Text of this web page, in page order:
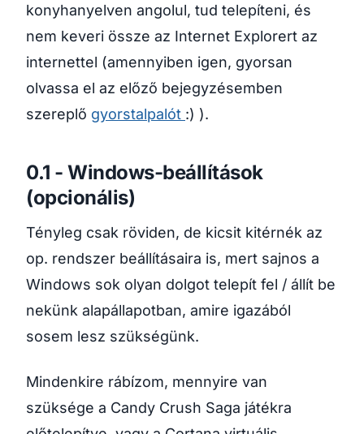
konyhanyelven angolul, tud telepíteni, és
nem keveri össze az Internet Explorert az
internettel (amennyiben igen, gyorsan
olvassa el az előző bejegyzésemben
szereplő gyorstalpalót :) ).
0.1 - Windows-beállítások
(opcionális)
Tényleg csak röviden, de kicsit kitérnék az
op. rendszer beállításaira is, mert sajnos a
Windows sok olyan dolgot telepít fel / állít be
nekünk alapállapotban, amire igazából
sosem lesz szükségünk.
Mindenkire rábízom, mennyire van
szüksége a Candy Crush Saga játékra